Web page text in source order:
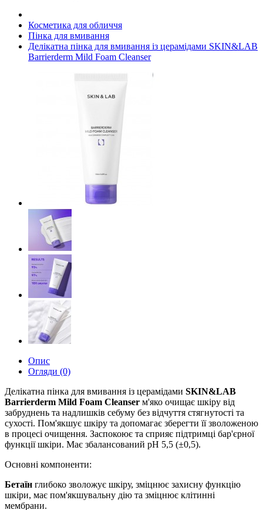
Косметика для обличчя
Пінка для вмивання
Делікатна пінка для вмивання із церамідами SKIN&LAB
Barrierderm Mild Foam Cleanser
Опис
Огляди (0)
Делікатна пінка для вмивання із церамідами SKIN&LAB
Barrierderm Mild Foam Cleanser м'яко очищає шкіру від
забруднень та надлишків себуму без відчуття стягнутості та
сухості. Пом'якшує шкіру та допомагає зберегти її зволоженою
в процесі очищення. Заспокоює та сприяє підтримці бар'єрної
функції шкіри. Має збалансований рН 5,5 (±0,5).
Основні компоненти:
Бетаїн глибоко зволожує шкіру, зміцнює захисну функцію
шкіри, має пом'якшувальну дію та зміцнює клітинні
мембрани.